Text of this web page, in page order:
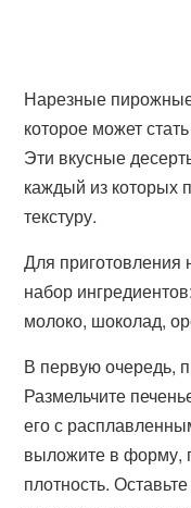
Нарезные
которое может
Эти вкусные
каждый из которых
текстуру.
Для приготовления
набор
молоко, шоколад,
В первую очередь,
Размельчите
его с
выложите в форму,
плотность.